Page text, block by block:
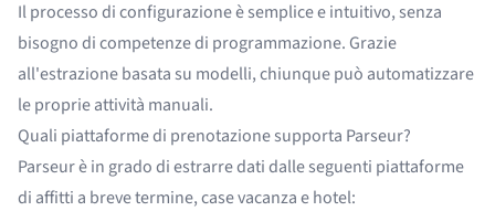
Il processo di configurazione è semplice e intuitivo, senza
bisogno di competenze di programmazione. Grazie
all'estrazione basata su modelli, chiunque può automatizzare
le proprie attività manuali.
Quali piattaforme di prenotazione supporta Parseur?
Parseur è in grado di estrarre dati dalle seguenti piattaforme
di affitti a breve termine, case vacanza e hotel: